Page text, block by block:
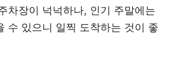
차장이 넉넉하나, 인기 주말에는
수 있으니 일찍 도착하는 것이 좋